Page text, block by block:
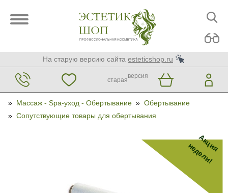
На старую версию сайта esteticshop.ru
старая
версия
» Массаж - Spa-уход - Обертывание » Обертывание
» Сопутствующие товары для обертывания
Акция
недели!